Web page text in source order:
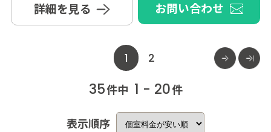
詳細を見る お問い合わせ
1 2
35件中 1 - 20件
表示順序